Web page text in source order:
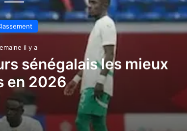
il y a
sénégalais les mieux
en 2026